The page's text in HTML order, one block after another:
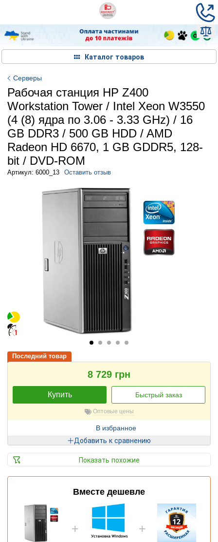
Каталог товаров
Серверы
Рабочая станция HP Z400
Workstation Tower / Intel Xeon W3550
(4 (8) ядра по 3.06 - 3.33 GHz) / 16
GB DDR3 / 500 GB HDD / AMD
Radeon HD 6670, 1 GB GDDR5, 128-
bit / DVD-ROM
Артикул: 6000_13 Оставить отзыв
Последний товар
8 729 грн
Купить Быстрый заказ
Оптовые цены
В избранное
Добавить к сравнению
Показать похожие
Вместе дешевле